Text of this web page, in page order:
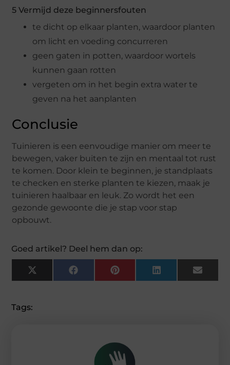
5 Vermijd deze beginnersfouten
te dicht op elkaar planten, waardoor planten
om licht en voeding concurreren
geen gaten in potten, waardoor wortels
kunnen gaan rotten
vergeten om in het begin extra water te
geven na het aanplanten
Conclusie
Tuinieren is een eenvoudige manier om meer te
bewegen, vaker buiten te zijn en mentaal tot rust
te komen. Door klein te beginnen, je standplaats
te checken en sterke planten te kiezen, maak je
tuinieren haalbaar en leuk. Zo wordt het een
gezonde gewoonte die je stap voor stap
opbouwt.
Goed artikel? Deel hem dan op:
X
(Twitter)
FacebookPinterestLinkedInEmail
Tags: